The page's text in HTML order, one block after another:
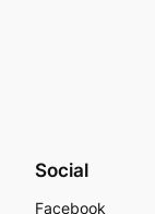
Social
Facebook